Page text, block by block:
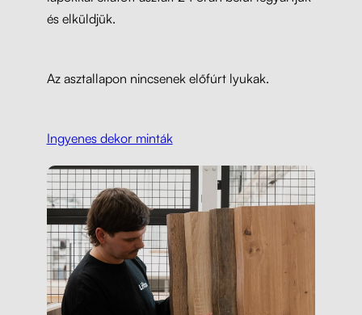
és elküldjük.
Az asztallapon nincsenek előfúrt lyukak.
Ingyenes dekor minták